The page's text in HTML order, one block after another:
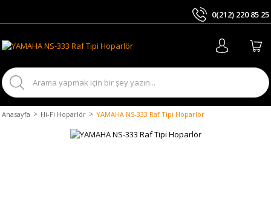
0(212) 220 85 25
Anasayfa Hi-Fi Hoparlör YAMAHA NS-333 Raf Tipi Hoparlör